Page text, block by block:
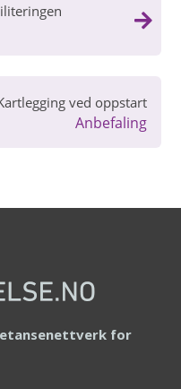
ved oppstart
Anbefaling
for